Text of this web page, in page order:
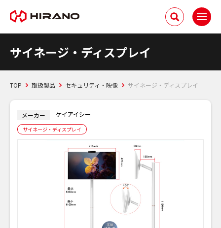
サイネージ・ディスプレイ
TOP 取扱製品 セキュリティ・映像 サイネージ・ディスプレイ
メーカー ケイアイシー
サイネージ・ディスプレイ